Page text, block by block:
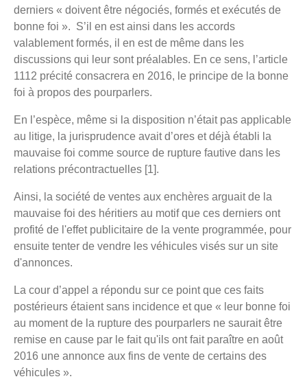
derniers « doivent être négociés, formés et exécutés de
bonne foi ». S’il en est ainsi dans les accords
valablement formés, il en est de même dans les
discussions qui leur sont préalables. En ce sens, l’article
1112 précité consacrera en 2016, le principe de la bonne
foi à propos des pourparlers.
En l’espèce, même si la disposition n’était pas applicable
au litige, la jurisprudence avait d’ores et déjà établi la
mauvaise foi comme source de rupture fautive dans les
relations précontractuelles [1].
Ainsi, la société de ventes aux enchères arguait de la
mauvaise foi des héritiers au motif que ces derniers ont
profité de l'effet publicitaire de la vente programmée, pour
ensuite tenter de vendre les véhicules visés sur un site
d'annonces.
La cour d’appel a répondu sur ce point que ces faits
postérieurs étaient sans incidence et que « leur bonne foi
au moment de la rupture des pourparlers ne saurait être
remise en cause par le fait qu'ils ont fait paraître en août
2016 une annonce aux fins de vente de certains des
véhicules ».